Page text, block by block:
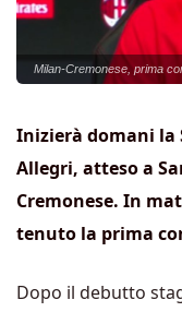
Milan-Cremonese, prima
Inizierà domani la
Allegri, atteso a
Cremonese. In
tenuto la prima
Dopo il debutto